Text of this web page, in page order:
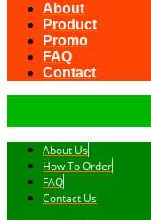
About
Product
Promo
FAQ
Contact
About Us
How To Order
FAQ
Contact Us